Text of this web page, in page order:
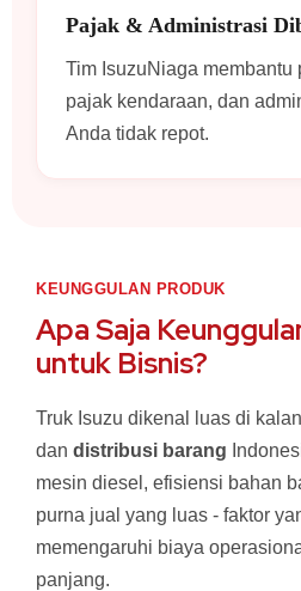
Pajak & Administrasi
Tim IsuzuNiaga membantu
pajak kendaraan, dan
Anda tidak repot.
KEUNGGULAN PRODUK
Apa Saja
untuk Bisnis?
Truk Isuzu dikenal luas di
dan distribusi barang
mesin diesel, efisiensi bahan
purna jual yang luas - faktor
memengaruhi biaya
panjang.